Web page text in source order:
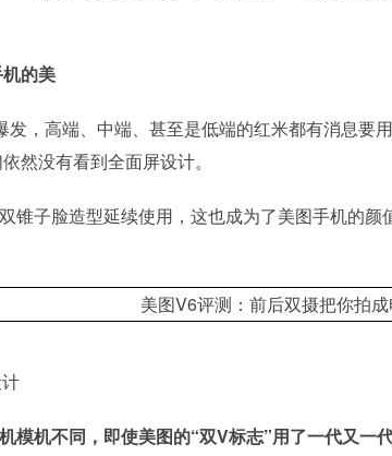
的美
发，高端、中端、甚至是低端的红米都有消息要
然没有看到全面屏设计。
锥子脸造型延续使用，这也成为了美图手机的
模机不同，即使美图的“双V标志”用了一代又一